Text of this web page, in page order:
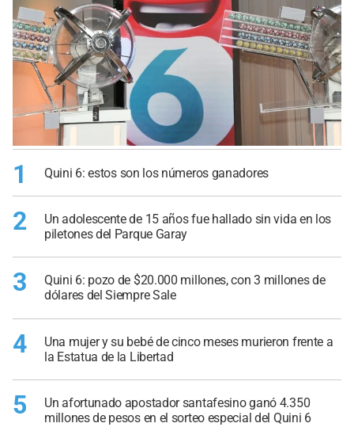
1 Quini 6: estos son los números ganadores
2
Un adolescente de 15 años fue hallado sin vida en los
piletones del Parque Garay
3
Quini 6: pozo de $20.000 millones, con 3 millones de
dólares del Siempre Sale
4
Una mujer y su bebé de cinco meses murieron frente a
la Estatua de la Libertad
5
Un afortunado apostador santafesino ganó 4.350
millones de pesos en el sorteo especial del Quini 6